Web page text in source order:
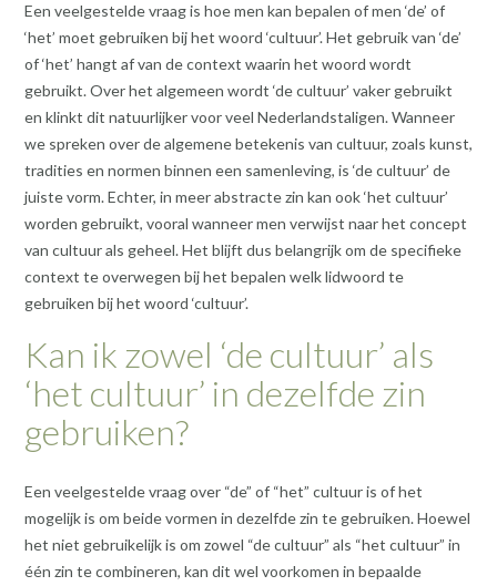
Een veelgestelde vraag is hoe men kan bepalen of men ‘de’ of
‘het’ moet gebruiken bij het woord ‘cultuur’. Het gebruik van ‘de’
of ‘het’ hangt af van de context waarin het woord wordt
gebruikt. Over het algemeen wordt ‘de cultuur’ vaker gebruikt
en klinkt dit natuurlijker voor veel Nederlandstaligen. Wanneer
we spreken over de algemene betekenis van cultuur, zoals kunst,
tradities en normen binnen een samenleving, is ‘de cultuur’ de
juiste vorm. Echter, in meer abstracte zin kan ook ‘het cultuur’
worden gebruikt, vooral wanneer men verwijst naar het concept
van cultuur als geheel. Het blijft dus belangrijk om de specifieke
context te overwegen bij het bepalen welk lidwoord te
gebruiken bij het woord ‘cultuur’.
Kan ik zowel ‘de cultuur’ als
‘het cultuur’ in dezelfde zin
gebruiken?
Een veelgestelde vraag over “de” of “het” cultuur is of het
mogelijk is om beide vormen in dezelfde zin te gebruiken. Hoewel
het niet gebruikelijk is om zowel “de cultuur” als “het cultuur” in
één zin te combineren, kan dit wel voorkomen in bepaalde